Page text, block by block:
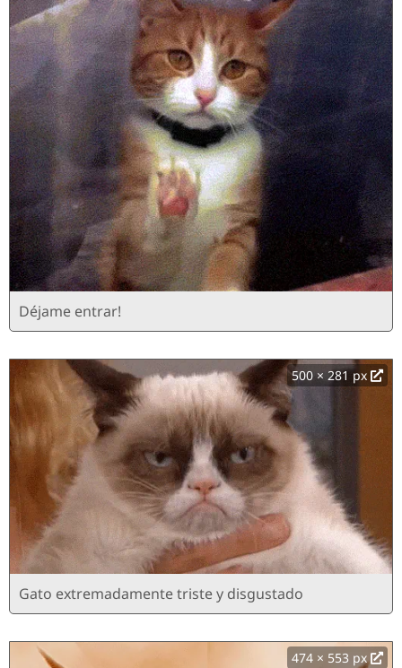
Déjame entrar!
500 × 281 px
Gato extremadamente triste y disgustado
474 × 553 px